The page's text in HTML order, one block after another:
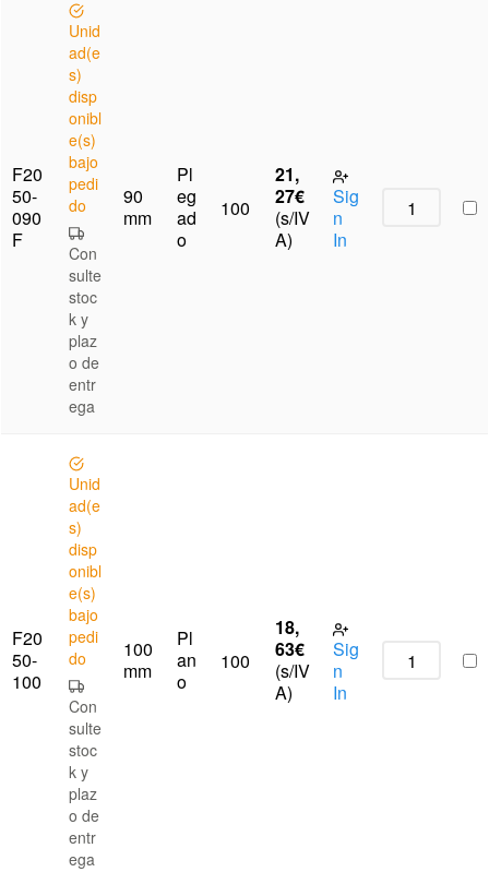
F20
50-
090
F
Unid
ad(e
s)
disp
onibl
e(s)
bajo
pedi
do
Con
sulte
stoc
k y
plaz
o de
entr
ega
90
mm
Pl
eg
ad
o
100
21,
27€
(s/IV
A)
Sig
n
In
F20
50-
100
Unid
ad(e
s)
disp
onibl
e(s)
bajo
pedi
do
Con
sulte
stoc
k y
plaz
o de
entr
ega
100
mm
Pl
an
o
100
18,
63€
(s/IV
A)
Sig
n
In